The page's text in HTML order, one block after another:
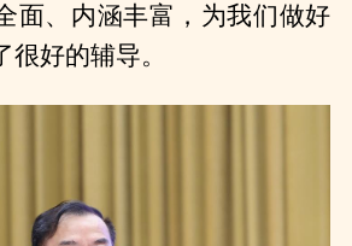
面、内涵丰富，为我们做好
好的辅导。